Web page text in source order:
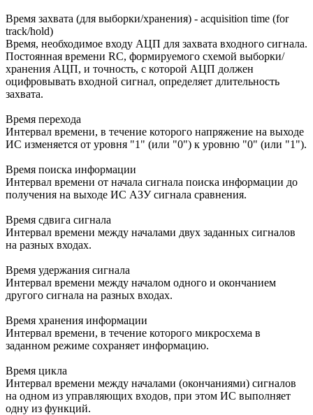
Время захвата (для выборки/хранения) - acquisition time (for
track/hold)
Время, необходимое входу АЦП для захвата входного сигнала.
Постоянная времени RC, формируемого схемой выборки/
хранения АЦП, и точность, с которой АЦП должен
оцифровывать входной сигнал, определяет длительность
захвата.
Время перехода
Интервал времени, в течение которого напряжение на выходе
ИС изменяется от уровня "1" (или "0") к уровню "0" (или "1").
Время поиска информации
Интервал времени от начала сигнала поиска информации до
получения на выходе ИС АЗУ сигнала сравнения.
Время сдвига сигнала
Интервал времени между началами двух заданных сигналов
на разных входах.
Время удержания сигнала
Интервал времени между началом одного и окончанием
другого сигнала на разных входах.
Время хранения информации
Интервал времени, в течение которого микросхема в
заданном режиме сохраняет информацию.
Время цикла
Интервал времени между началами (окончаниями) сигналов
на одном из управляющих входов, при этом ИС выполняет
одну из функций.